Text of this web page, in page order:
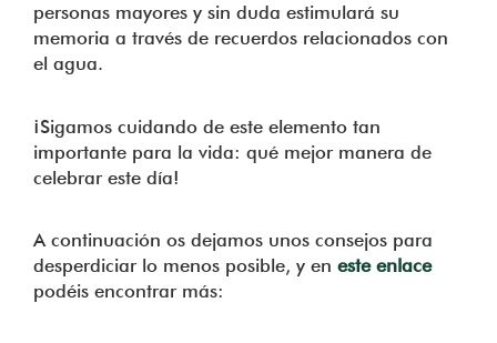
personas mayores y sin duda estimulará su
memoria a través de recuerdos relacionados con
el agua.
¡Sigamos cuidando de este elemento tan
importante para la vida: qué mejor manera de
celebrar este día!
A continuación os dejamos unos consejos para
desperdiciar lo menos posible, y en este enlace
podéis encontrar más: